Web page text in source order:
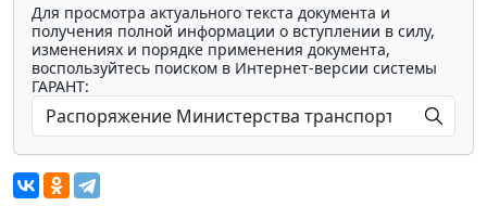
Для просмотра актуального текста документа и
получения полной информации о вступлении в силу,
изменениях и порядке применения документа,
воспользуйтесь поиском в Интернет-версии системы
ГАРАНТ: